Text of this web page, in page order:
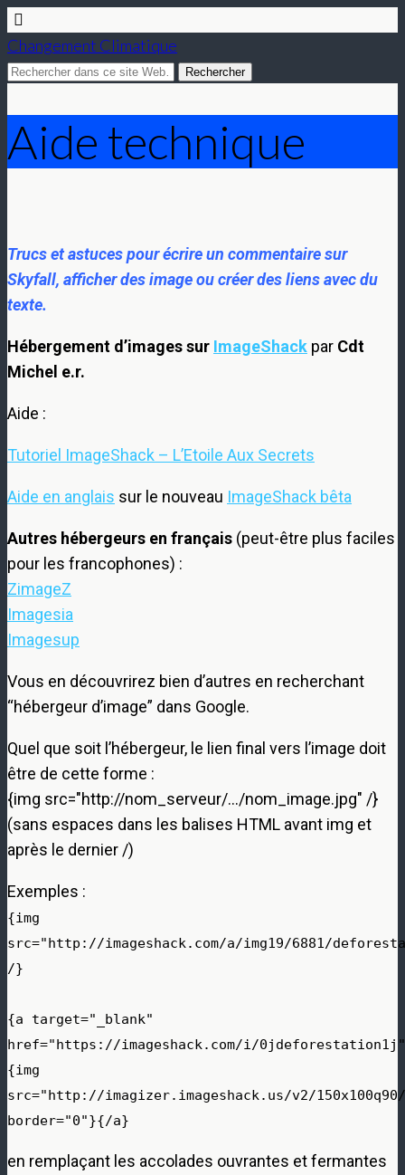
Changement Climatique
Aide technique
Trucs et astuces pour écrire un commentaire sur
Skyfall, afficher des image ou créer des liens avec du
texte.
Hébergement d’images sur ImageShack par Cdt
Michel e.r.
Aide :
Tutoriel ImageShack – L’Etoile Aux Secrets
Aide en anglais sur le nouveau ImageShack bêta
Autres hébergeurs en français (peut-être plus faciles
pour les francophones) :
ZimageZ
Imagesia
Imagesup
Vous en découvrirez bien d’autres en recherchant
“hébergeur d’image” dans Google.
Quel que soit l’hébergeur, le lien final vers l’image doit
être de cette forme :
{img src="http://nom_serveur/…/nom_image.jpg" /}
(sans espaces dans les balises HTML avant img et
après le dernier /)
Exemples :
{img
src="http://imageshack.com/a/img19/6881/
/}
{a target="_blank"
href="https://imageshack.com/i/
{img
src="http://imagizer.imageshack.us/v2/
border="0"}{/a}
en remplaçant les accolades ouvrantes et fermantes